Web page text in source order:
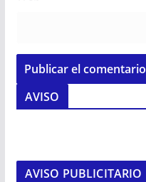
AVISO
AVISO PUBLICITARIO